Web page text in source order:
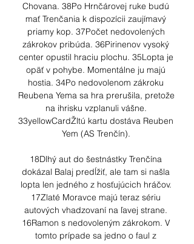
Chovana. 38Po Hrnčárovej ruke budú
mať Trenčania k dispozícii zaujímavý
priamy kop. 37Počet nedovolených
zákrokov pribúda. 36Pirinenov vysoký
center opustil hraciu plochu. 35Lopta je
opäť v pohybe. Momentálne ju majú
hostia. 34Po nedovolenom zákroku
Reubena Yema sa hra prerušila, pretože
na ihrisku vzplanuli vášne.
33yellowCardŽltú kartu dostáva Reuben
Yem (AS Trenčín).
18Dlhý aut do šestnástky Trenčína
dokázal Balaj predĺžiť, ale tam si našla
lopta len jedného z hosťujúcich hráčov.
17Zlaté Moravce majú teraz sériu
autových vhadzovaní na ľavej strane.
16Ramon s nedovoleným zákrokom. V
tomto prípade sa jedno o faul z